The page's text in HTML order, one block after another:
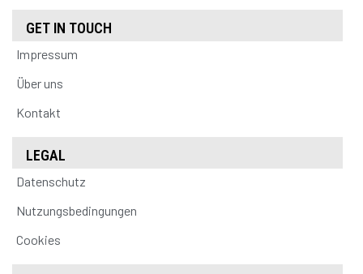
GET IN TOUCH
Impressum
Über uns
Kontakt
LEGAL
Datenschutz
Nutzungsbedingungen
Cookies